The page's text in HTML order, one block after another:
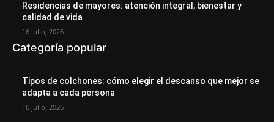
Residencias de mayores: atención integral, bienestar y
calidad de vida
16 julio, 2026
Categoría popular
Tipos de colchones: cómo elegir el descanso que mejor se
adapta a cada persona
16 julio, 2026